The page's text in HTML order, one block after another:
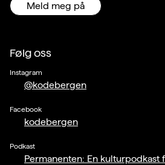
Meld meg på
Følg oss
Instagram
@kodebergen
Facebook
kodebergen
Podkast
Permanenten: En kulturpodkast